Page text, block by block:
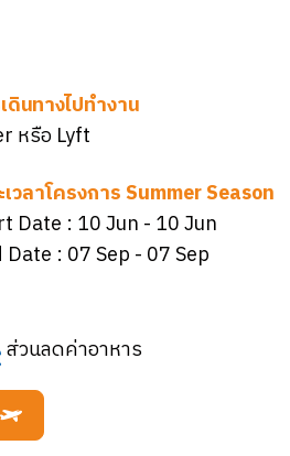
ดินทางไปทำงาน
หรือ Lyft
เวลาโครงการ Summer Season
Date : 10 Jun - 10 Jun
Date : 07 Sep - 07 Sep
ส่วนลดค่าอาหาร